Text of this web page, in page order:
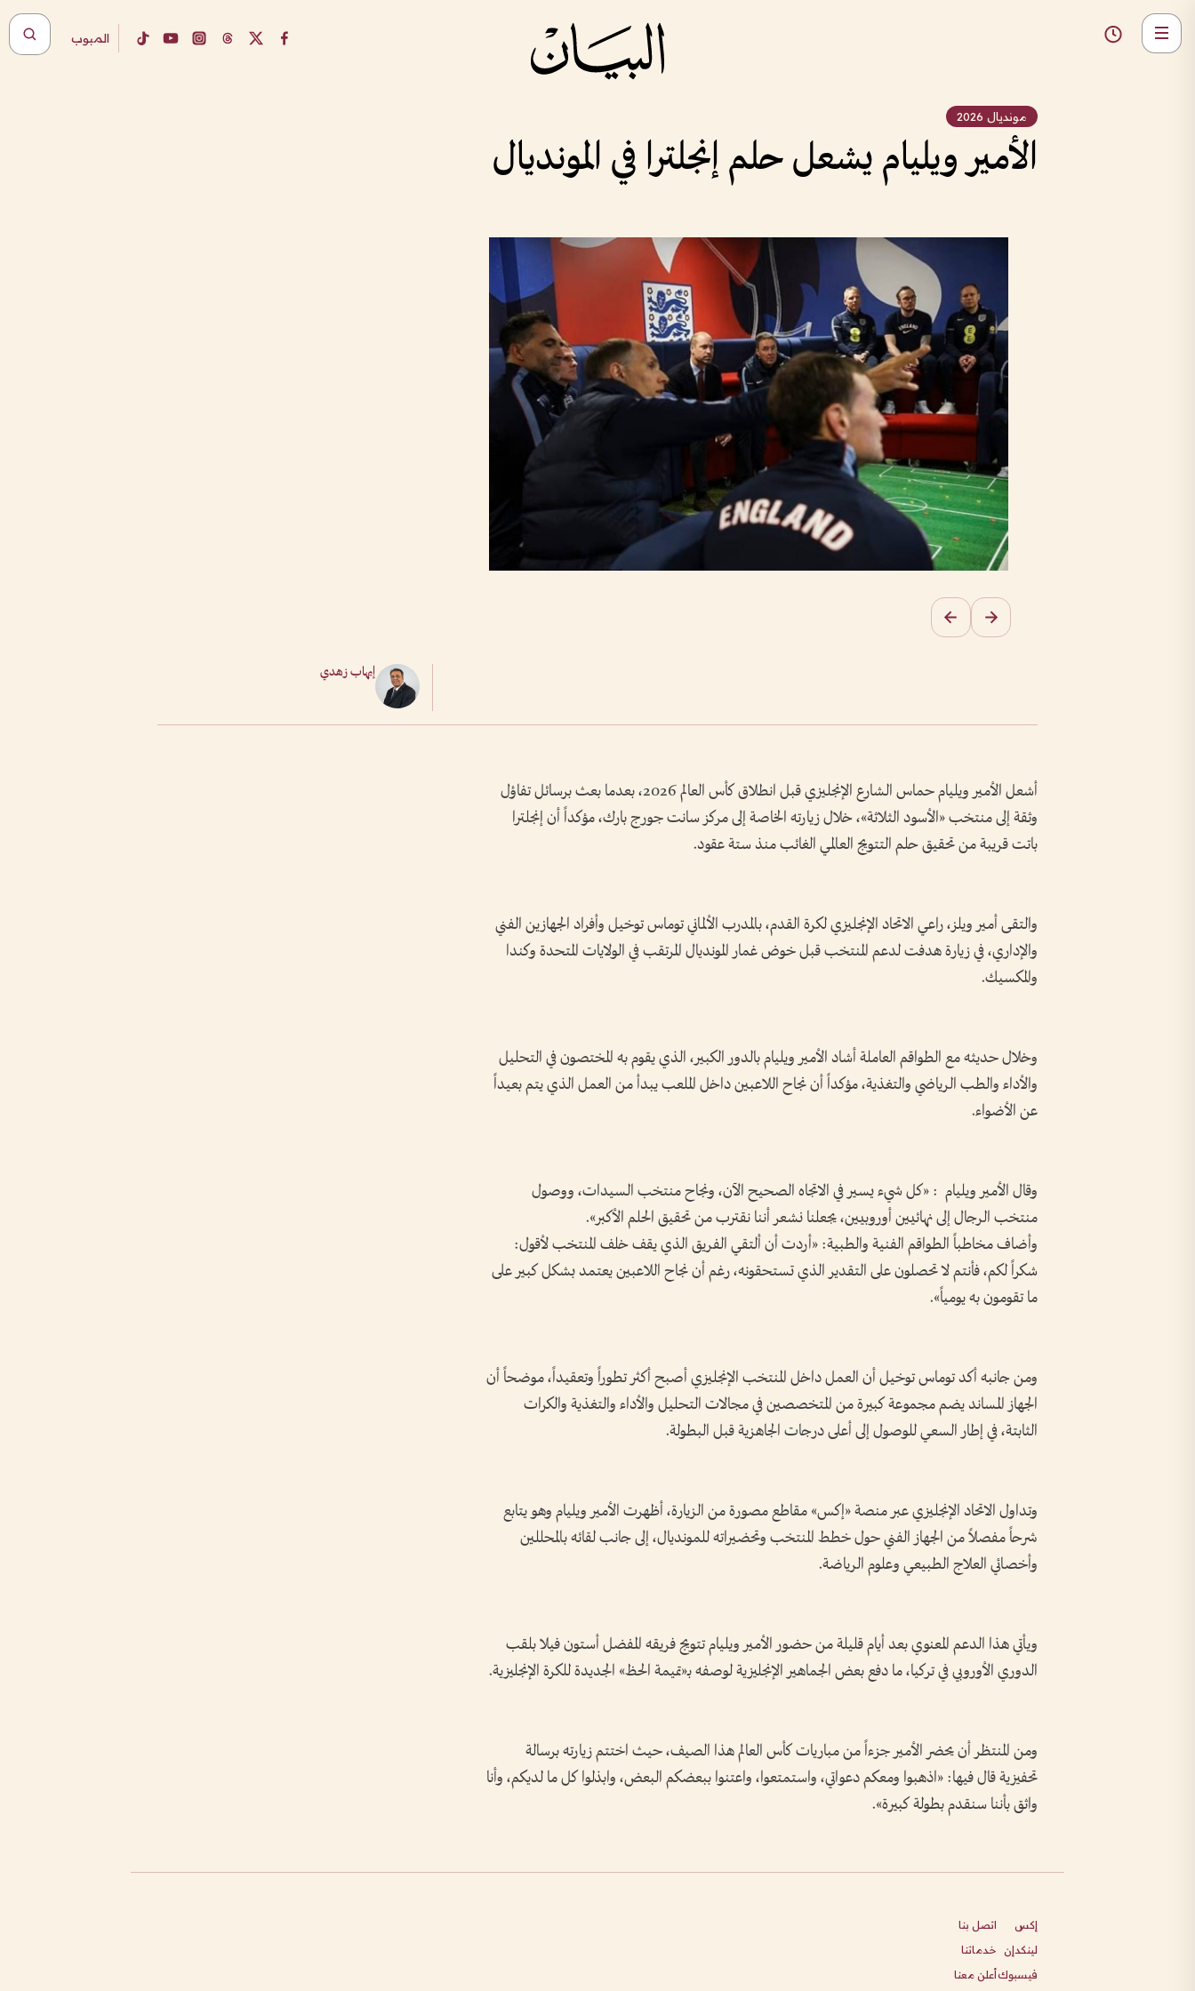
المبوب
مونديال 2026
الأمير ويليام يشعل حلم إنجلترا في المونديال
إيهاب زهدي
أشعل الأمير ويليام حماس الشارع الإنجليزي قبل انطلاق كأس العالم 2026، بعدما بعث برسائل تفاؤل
وثقة إلى منتخب «الأسود الثلاثة»، خلال زيارته الخاصة إلى مركز سانت جورج بارك، مؤكداً أن إنجلترا
باتت قريبة من تحقيق حلم التتويج العالمي الغائب منذ ستة عقود.
والتقى أمير ويلز، راعي الاتحاد الإنجليزي لكرة القدم، بالمدرب الألماني توماس توخيل وأفراد الجهازين الفني
والإداري، في زيارة هدفت لدعم المنتخب قبل خوض غمار المونديال المرتقب في الولايات المتحدة وكندا
والمكسيك.
وخلال حديثه مع الطواقم العاملة أشاد الأمير ويليام بالدور الكبير، الذي يقوم به المختصون في التحليل
والأداء والطب الرياضي والتغذية، مؤكداً أن نجاح اللاعبين داخل الملعب يبدأ من العمل الذي يتم بعيداً
عن الأضواء.
وقال الأمير ويليام : «كل شيء يسير في الاتجاه الصحيح الآن، ونجاح منتخب السيدات، ووصول
منتخب الرجال إلى نهائيين أوروبيين، يجعلنا نشعر أننا نقترب من تحقيق الحلم الأكبر».
وأضاف مخاطباً الطواقم الفنية والطبية: «أردت أن ألتقي الفريق الذي يقف خلف المنتخب لأقول:
شكراً لكم، فأنتم لا تحصلون على التقدير الذي تستحقونه، رغم أن نجاح اللاعبين يعتمد بشكل كبير على
ما تقومون به يومياً».
ومن جانبه أكد توماس توخيل أن العمل داخل المنتخب الإنجليزي أصبح أكثر تطوراً وتعقيداً، موضحاً أن
الجهاز المساند يضم مجموعة كبيرة من المتخصصين في مجالات التحليل والأداء والتغذية والكرات
الثابتة، في إطار السعي للوصول إلى أعلى درجات الجاهزية قبل البطولة.
وتداول الاتحاد الإنجليزي عبر منصة «إكس» مقاطع مصورة من الزيارة، أظهرت الأمير ويليام وهو يتابع
شرحاً مفصلاً من الجهاز الفني حول خطط المنتخب وتحضيراته للمونديال، إلى جانب لقائه بالمحللين
وأخصائي العلاج الطبيعي وعلوم الرياضة.
ويأتي هذا الدعم المعنوي بعد أيام قليلة من حضور الأمير ويليام تتويج فريقه المفضل أستون فيلا بلقب
الدوري الأوروبي في تركيا، ما دفع بعض الجماهير الإنجليزية لوصفه بـ«تميمة الحظ» الجديدة للكرة الإنجليزية.
ومن المنتظر أن يحضر الأمير جزءاً من مباريات كأس العالم هذا الصيف، حيث اختتم زيارته برسالة
تحفيزية قال فيها: «اذهبوا ومعكم دعواتي، واستمتعوا، واعتنوا ببعضكم البعض، وابذلوا كل ما لديكم، وأنا
واثق بأننا سنقدم بطولة كبيرة».
إكس
لينكدإن
فيسبوك
اتصل بنا
خدماتنا
أعلن معنا